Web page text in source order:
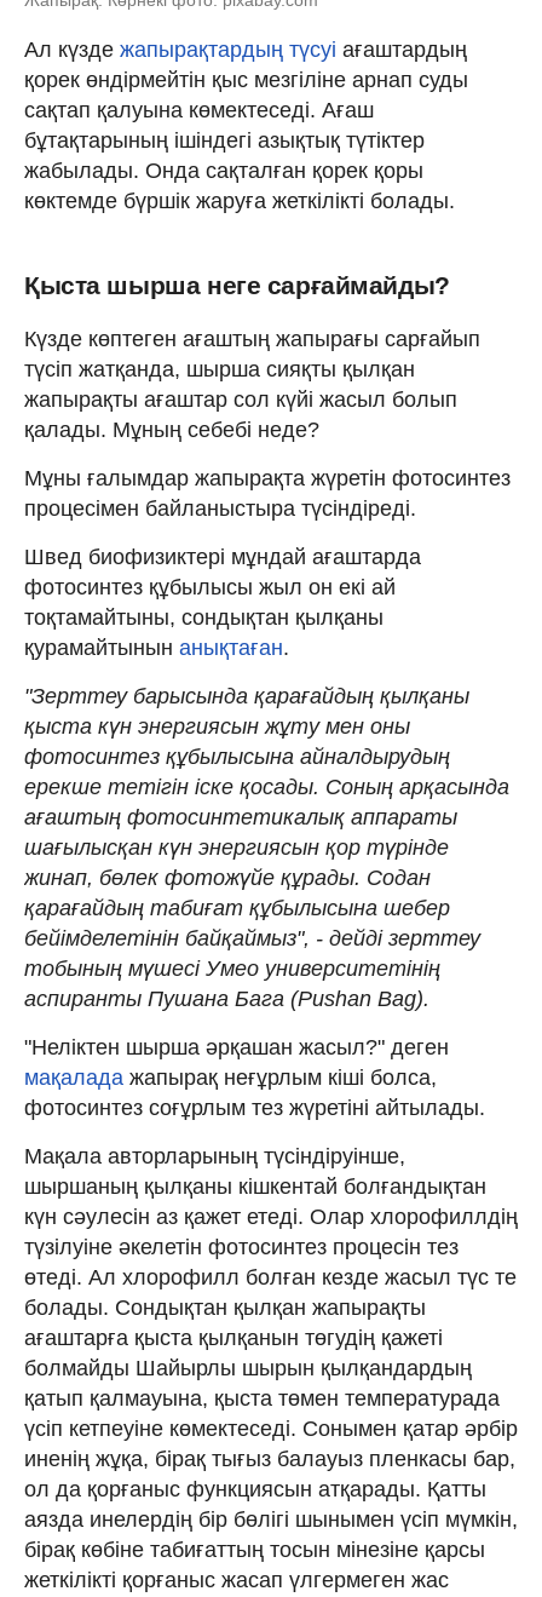
Ал күзде жапырақтардың түсуі ағаштардың
қорек өндірмейтін қыс мезгіліне арнап суды
сақтап қалуына көмектеседі. Ағаш
бұтақтарының ішіндегі азықтық түтіктер
жабылады. Онда сақталған қорек қоры
көктемде бүршік жаруға жеткілікті болады.
Қыста шырша неге сарғаймайды?
Күзде көптеген ағаштың жапырағы сарғайып
түсіп жатқанда, шырша сияқты қылқан
жапырақты ағаштар сол күйі жасыл болып
қалады. Мұның себебі неде?
Мұны ғалымдар жапырақта жүретін фотосинтез
процесімен байланыстыра түсіндіреді.
Швед биофизиктері мұндай ағаштарда
фотосинтез құбылысы жыл он екі ай
тоқтамайтыны, сондықтан қылқаны
қурамайтынын анықтаған.
"Зерттеу барысында қарағайдың қылқаны
қыста күн энергиясын жұту мен оны
фотосинтез құбылысына айналдырудың
ерекше тетігін іске қосады. Соның арқасында
ағаштың фотосинтетикалық аппараты
шағылысқан күн энергиясын қор түрінде
жинап, бөлек фотожүйе құрады. Содан
қарағайдың табиғат құбылысына шебер
бейімделетінін байқаймыз", - дейді зерттеу
тобының мүшесі Умео университетінің
аспиранты Пушана Бага (Pushan Bag).
"Неліктен шырша әрқашан жасыл?" деген
мақалада жапырақ неғұрлым кіші болса,
фотосинтез соғұрлым тез жүретіні айтылады.
Мақала авторларының түсіндіруінше,
шыршаның қылқаны кішкентай болғандықтан
күн сәулесін аз қажет етеді. Олар хлорофиллдің
түзілуіне әкелетін фотосинтез процесін тез
өтеді. Ал хлорофилл болған кезде жасыл түс те
болады. Сондықтан қылқан жапырақты
ағаштарға қыста қылқанын төгудің қажеті
болмайды Шайырлы шырын қылқандардың
қатып қалмауына, қыста төмен температурада
үсіп кетпеуіне көмектеседі. Сонымен қатар әрбір
иненің жұқа, бірақ тығыз балауыз пленкасы бар,
ол да қорғаныс функциясын атқарады. Қатты
аязда инелердің бір бөлігі шынымен үсіп мүмкін,
бірақ көбіне табиғаттың тосын мінезіне қарсы
жеткілікті қорғаныс жасап үлгермеген жас